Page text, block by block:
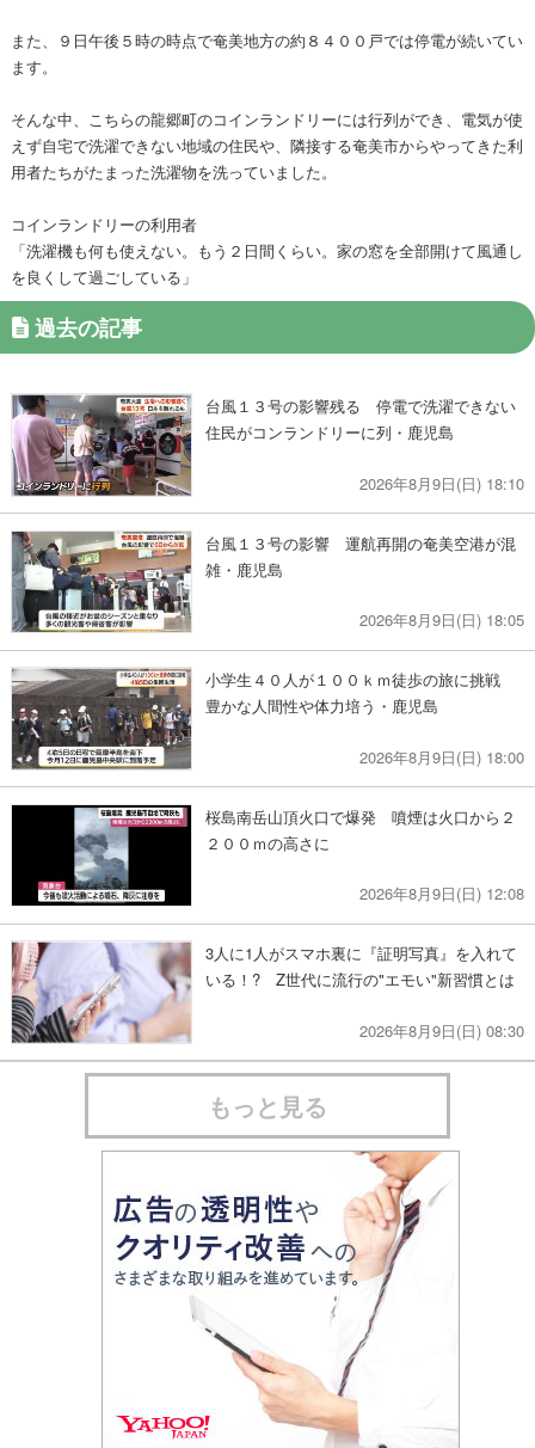
また、９日午後５時の時点で奄美地方の約８４００戸では停電が続いてい
ます。
そんな中、こちらの龍郷町のコインランドリーには行列ができ、電気が使
えず自宅で洗濯できない地域の住民や、隣接する奄美市からやってきた利
用者たちがたまった洗濯物を洗っていました。
コインランドリーの利用者
「洗濯機も何も使えない。もう２日間くらい。家の窓を全部開けて風通し
を良くして過ごしている」
過去の記事
台風１３号の影響残る 停電で洗濯できない
住民がコンランドリーに列・鹿児島
2026年8月9日(日) 18:10
台風１３号の影響 運航再開の奄美空港が混
雑・鹿児島
2026年8月9日(日) 18:05
小学生４０人が１００ｋｍ徒歩の旅に挑戦
豊かな人間性や体力培う・鹿児島
2026年8月9日(日) 18:00
桜島南岳山頂火口で爆発 噴煙は火口から２
２００ｍの高さに
2026年8月9日(日) 12:08
3人に1人がスマホ裏に『証明写真』を入れて
いる！? Z世代に流行の"エモい"新習慣とは
2026年8月9日(日) 08:30
もっと見る